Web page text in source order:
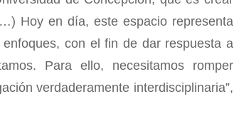
Hoy en día, este espacio representa
con el fin de dar respuesta a
Para ello, necesitamos romper
verdaderamente interdisciplinaria”,